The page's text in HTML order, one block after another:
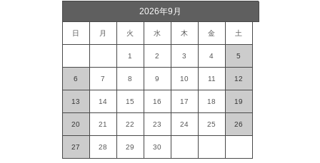
2026年9月
日 月 火 水 木 金 土
1 2 3 4 5
6 7 8 9 10 11 12
13 14 15 16 17 18 19
20 21 22 23 24 25 26
27 28 29 30